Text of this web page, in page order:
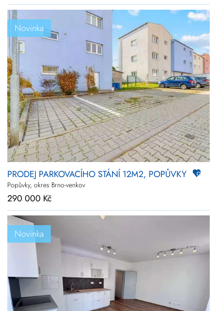
Novinka
PRODEJ PARKOVACÍHO STÁNÍ 12M2, POPŮVKY
Popůvky, okres Brno-venkov
290 000 Kč
Novinka